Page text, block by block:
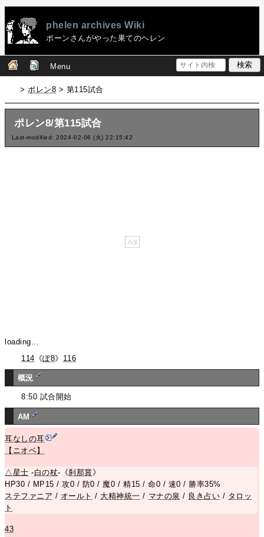
phelen archives Wiki
ポーンさんがやった果てのヘレン
Menu
>ポレン8 > 第115試合
ポレン8/第115試合
Last-modified: 2024-02-06 (火) 22:15:42
loading...
114 《ぽ8》 116
概況
8:50 試合開始
AM
耳なしの耳
【ニオベ】
△ 星士 -白の杖-《刹那賞》
HP30 / MP15 / 攻0 / 防0 / 魔0 / 精15 / 命0 / 速0 / 勝率35%
ステファニア / オールト / 大精神統一 / マナの泉 / 良き占い / タロッ
ト
43